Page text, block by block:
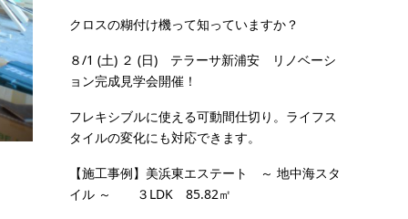
クロスの糊付け機って知っていますか？
８/1 (土) ２ (日) テラーサ新浦安 リノベーシ
ョン完成見学会開催！
フレキシブルに使える可動間仕切り。ライフス
タイルの変化にも対応できます。
【施工事例】美浜東エステート ～ 地中海スタ
イル ～ ３LDK 85.82㎡